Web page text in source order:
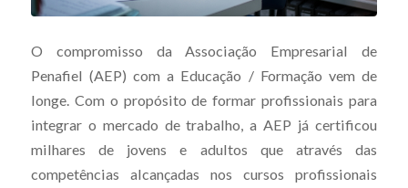
O compromisso da Associação Empresarial de
Penafiel (AEP) com a Educação / Formação vem de
longe. Com o propósito de formar profissionais para
integrar o mercado de trabalho, a AEP já certificou
milhares de jovens e adultos que através das
competências alcançadas nos cursos profissionais